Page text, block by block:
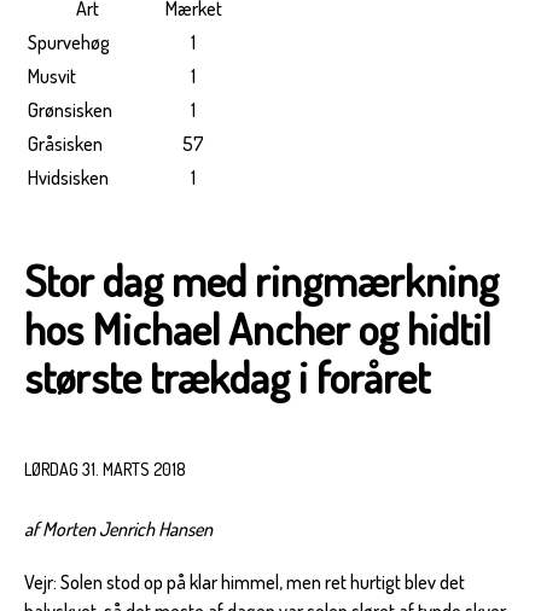
Art
Mærket
Spurvehøg
1
Musvit
1
Grønsisken
1
Gråsisken
57
Hvidsisken
1
Stor dag med ringmærkning
hos Michael Ancher og hidtil
største trækdag i foråret
LØRDAG 31. MARTS 2018
af Morten Jenrich Hansen
Vejr: Solen stod op på klar himmel, men ret hurtigt blev det